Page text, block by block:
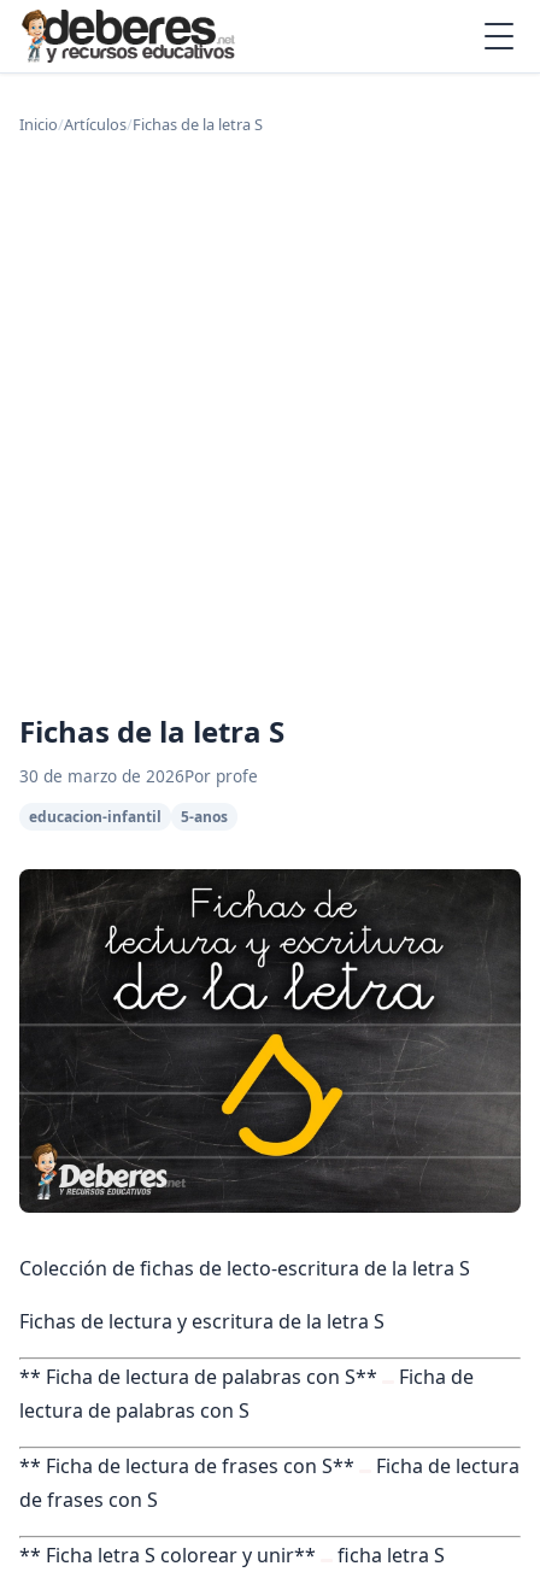
Inicio/Artículos/Fichas de la letra S
Fichas de la letra S
30 de marzo de 2026Por profe
educacion-infantil 5-anos
Colección de fichas de lecto-escritura de la letra S
Fichas de lectura y escritura de la letra S
** Ficha de lectura de palabras con S**
Ficha de
lectura de palabras con S
** Ficha de lectura de frases con S**
Ficha de lectura
de frases con S
** Ficha letra S colorear y unir**
ficha letra S